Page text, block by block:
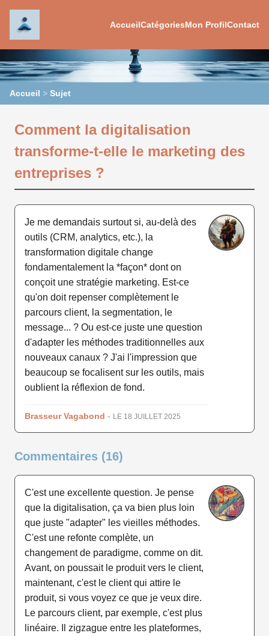
AccueilCatégoriesMon ProfilContact
Accueil > Sujet
Comment la digitalisation
transforme-t-elle le marketing des
entreprises ?
Je me demandais surtout si, au-delà des
outils (CRM, analytics, etc.), la
transformation digitale change
fondamentalement la *façon* dont on
conçoit une stratégie marketing. Est-ce
qu'on doit repenser complètement le
parcours client, la segmentation, le
message... ? Ou est-ce juste une question
d'adapter les méthodes traditionnelles aux
nouveaux canaux ? J'ai l'impression que
beaucoup se focalisent sur les outils, mais
oublient la réflexion de fond.
Brasseur Vagabond - LE 18 JUILLET 2025
Commentaires (16)
C'est une excellente question. Je pense
que la digitalisation, ça va bien plus loin
que juste "adapter" les vieilles méthodes.
C'est une refonte complète, un
changement de paradigme, comme on dit.
Avant, on poussait le produit vers le client,
maintenant, c'est le client qui attire le
produit, si vous voyez ce que je veux dire.
Le parcours client, par exemple, c'est plus
linéaire. Il zigzague entre les plateformes,